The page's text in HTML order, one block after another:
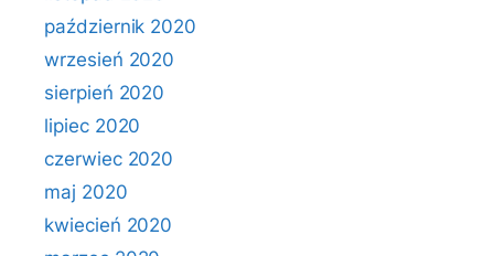
październik 2020
wrzesień 2020
sierpień 2020
lipiec 2020
czerwiec 2020
maj 2020
kwiecień 2020